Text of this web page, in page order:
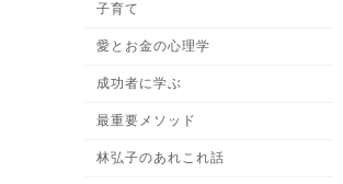
子育て
愛とお金の心理学
成功者に学ぶ
最重要メソッド
林弘子のあれこれ話